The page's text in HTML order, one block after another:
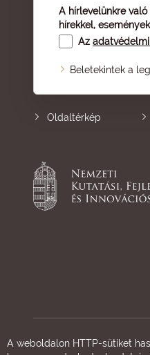
A hírlevelünkre
hírekkel,
Az
Beletekintek a
Oldaltérkép
A weboldalon HTTP-sütiket